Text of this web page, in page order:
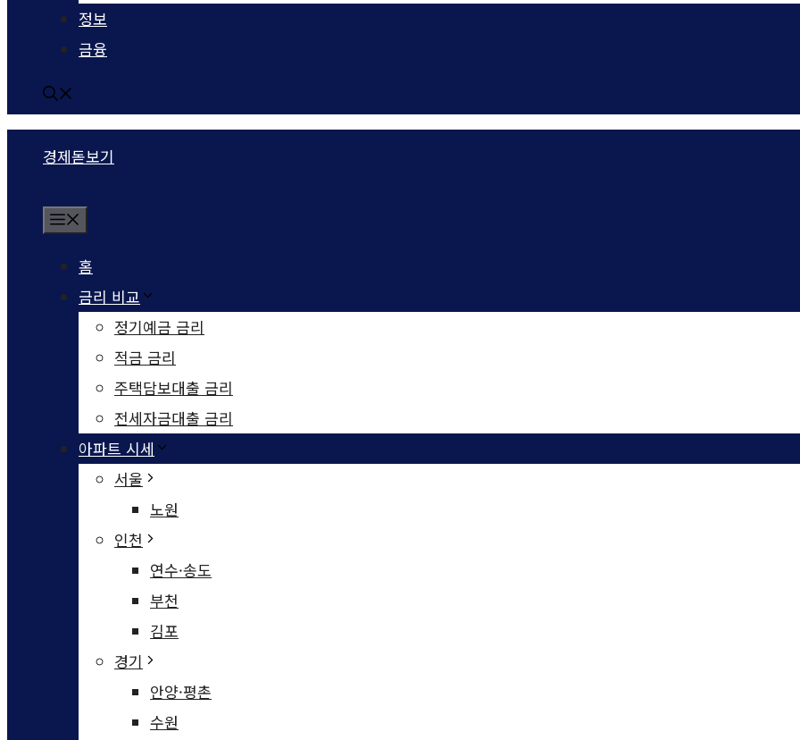
정보
금융
경제돋보기
홈
금리 비교
정기예금 금리
적금 금리
주택담보대출 금리
전세자금대출 금리
아파트 시세
서울
노원
인천
연수·송도
부천
김포
경기
안양·평촌
수원